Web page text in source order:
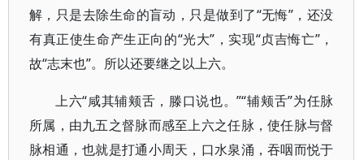
解，只是去除生命的盲动，只是做到了“无悔”，还没
有真正使生命产生正向的“光大”，实现“贞吉悔亡”，
故“志末也”。所以还要继之以上六。
上六“咸其辅颊舌，滕口说也。”“辅颊舌”为任脉
所属，由九五之督脉而感至上六之任脉，使任脉与督
脉相通，也就是打通小周天，口水泉涌，吞咽而悦于